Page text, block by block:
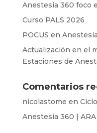
Anestesia 360 foco
Curso PALS 2026
POCUS en
Actualización en el
Estaciones de
Comentarios
nicolastome en
Anestesia 360 | ARA